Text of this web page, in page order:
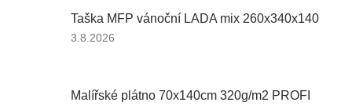
Taška MFP vánoční LADA mix 260x340x140
Hodnocení produktu je 5 z 5 hvězdiček.
3.8.2026
Malířské plátno 70x140cm 320g/m2 PROFI